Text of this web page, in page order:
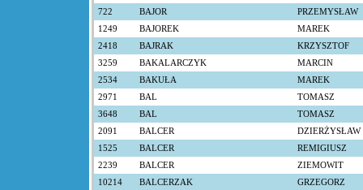
722
BAJOR
PRZEMYSŁAW
1249
BAJOREK
MAREK
2418
BAJRAK
KRZYSZTOF
3259
BAKALARCZYK
MARCIN
2534
BAKUŁA
MAREK
2971
BAL
TOMASZ
3648
BAL
TOMASZ
2091
BALCER
DZIERŻYSŁAW
1525
BALCER
REMIGIUSZ
2239
BALCER
ZIEMOWIT
10214
BALCERZAK
GRZEGORZ